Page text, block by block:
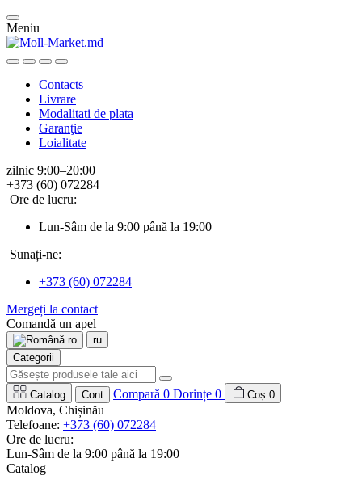
Meniu
Contacts
Livrare
Modalitati de plata
Garanţie
Loialitate
zilnic 9:00–20:00
+373 (60) 072284
Ore de lucru:
Lun-Sâm de la 9:00 până la 19:00
Sunați-ne:
+373 (60) 072284
Mergeți la contact
Comandă un apel
ro
ru
Categorii
Catalog Cont Compară 0 Dorințe 0 Coș 0
Moldova, Chișinău
Telefoane: +373 (60) 072284
Ore de lucru:
Lun-Sâm de la 9:00 până la 19:00
Catalog